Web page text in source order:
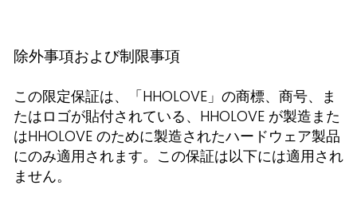
除外事項および制限事項
この限定保証は、「HHOLOVE」の商標、商号、ま
たはロゴが貼付されている、HHOLOVE が製造また
はHHOLOVE のために製造されたハードウェア製品
にのみ適用されます。この保証は以下には適用され
ません。